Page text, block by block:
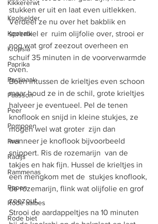
Kikkererwt
Knolselder
Koolrabi
Kropsla
Paprika
Pastinaak
Patisson
Peer
Pompoen
Prei
Radijs
Rammenas
Rapen
Rode aalbes
Rode biet
stukken er uit en laat even uitlekken.
Verdeel ze nu over het bakblik en
sprenkel er  ruim olijfolie over, strooi er
nog wat grof zeezout overheen en
schuif 35 minuten in de voorverwarmde
oven.
Boen intussen de krieltjes even schoon
maar houd ze in de schil, grote krieltjes
halveer je eventueel. Pel de tenen
knoflook en snijd in kleine stukjes, ze
mogen wel wat groter  zijn dan
wanneer je knoflook bijvoorbeeld
snippert. Ris de rozemarijn  van de
takjes en hak fijn. Hussel de krieltjes in
een mengkom met de  stukjes knoflook,
de rozemarijn, flink wat olijfolie en grof
zeezout.
Strooi de aardappeltjes na 10 minuten